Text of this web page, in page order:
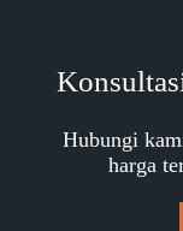
Hubungi
harga